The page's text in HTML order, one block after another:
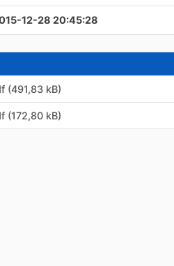
12-28 20:45:28
(491,83 kB)
(172,80 kB)